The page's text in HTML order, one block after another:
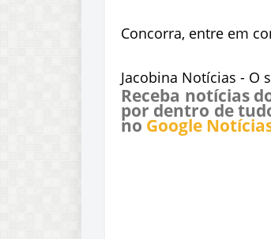
Concorra, entre em
Jacobina Notícias - O
Receba notícias
por dentro de
no Google